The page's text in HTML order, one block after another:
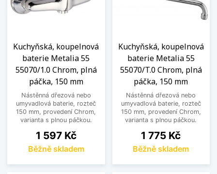
Kuchyňská, koupelnová
baterie Metalia 55
55070/1.0 Chrom, plná
páčka, 150 mm
Nástěnná dřezová nebo
umyvadlová baterie, rozteč
150 mm, provedení Chrom,
varianta s plnou páčkou.
Cena
1 597 Kč
Běžně skladem
Kuchyňská, koupelnová
baterie Metalia 55
55070/T.0 Chrom, plná
páčka, 150 mm
Nástěnná dřezová nebo
umyvadlová baterie, rozteč
150 mm, provedení Chrom,
varianta s plnou páčkou.
Cena
1 775 Kč
Běžně skladem